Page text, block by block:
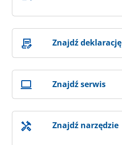
Znajdź deklarację
Znajdź serwis
Znajdź narzędzie